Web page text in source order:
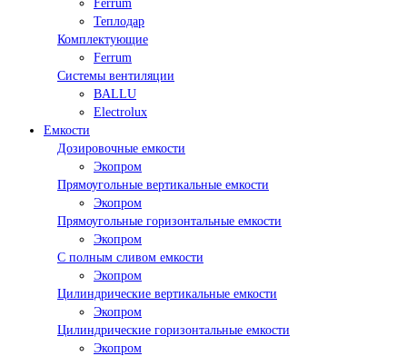
Ferrum
Теплодар
Комплектующие
Ferrum
Системы вентиляции
BALLU
Electrolux
Емкости
Дозировочные емкости
Экопром
Прямоугольные вертикальные емкости
Экопром
Прямоугольные горизонтальные емкости
Экопром
С полным сливом емкости
Экопром
Цилиндрические вертикальные емкости
Экопром
Цилиндрические горизонтальные емкости
Экопром